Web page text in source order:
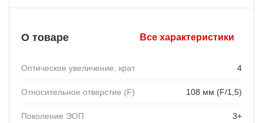
О товаре Все характеристики
Оптическое увеличение, крат 4
Относительное отверстие (F) 108 мм (F/1,5)
Поколение ЭОП 3+